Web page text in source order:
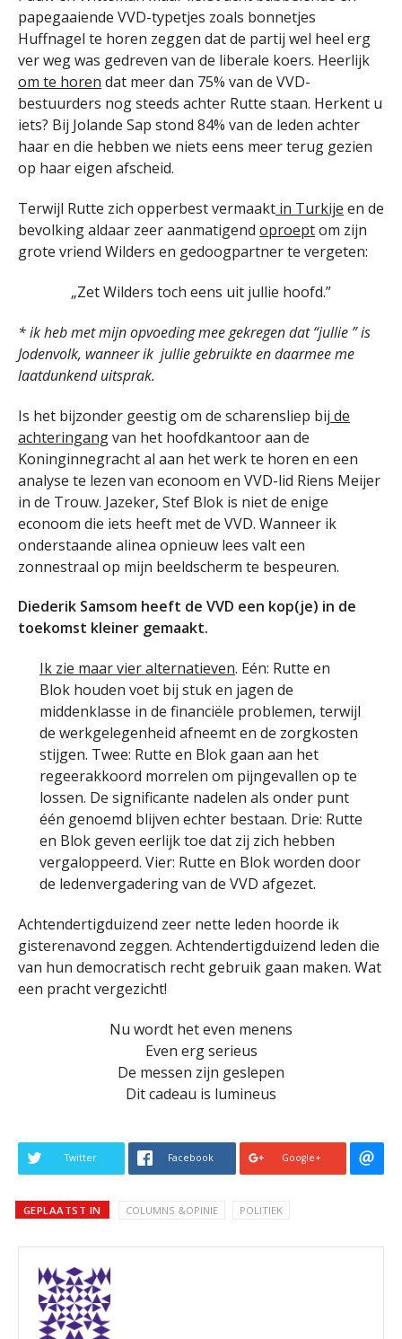
papegaaiende VVD-typetjes zoals bonnetjes
Huffnagel te horen zeggen dat de partij wel heel erg
ver weg was gedreven van de liberale koers. Heerlijk
om te horen dat meer dan 75% van de VVD-
bestuurders nog steeds achter Rutte staan. Herkent u
iets? Bij Jolande Sap stond 84% van de leden achter
haar en die hebben we niets eens meer terug gezien
op haar eigen afscheid.
Terwijl Rutte zich opperbest vermaakt in Turkije en de
bevolking aldaar zeer aanmatigend oproeptom zijn
grote vriend Wilders en gedoogpartner te vergeten:
„Zet Wilders toch eens uit jullie hoofd.”
* ik heb met mijn opvoeding mee gekregen dat “jullie ” is
Jodenvolk, wanneer ik jullie gebruikte en daarmee me
laatdunkend uitsprak.
Is het bijzonder geestig om de scharensliep bij de
achteringangvan het hoofdkantoor aan de
Koninginnegracht al aan het werk te horen en een
analyse te lezen van econoom en VVD-lid Riens Meijer
in de Trouw. Jazeker, Stef Blok is niet de enige
econoom die iets heeft met de VVD. Wanneer ik
onderstaande alinea opnieuw lees valt een
zonnestraal op mijn beeldscherm te bespeuren.
Diederik Samsom heeft de VVD een kop(je) in de
toekomst kleiner gemaakt.
Ik zie maar vier alternatieven. Eén: Rutte en
Blok houden voet bij stuk en jagen de
middenklasse in de financiële problemen, terwijl
de werkgelegenheid afneemt en de zorgkosten
stijgen. Twee: Rutte en Blok gaan aan het
regeerakkoord morrelen om pijngevallen op te
lossen. De significante nadelen als onder punt
één genoemd blijven echter bestaan. Drie: Rutte
en Blok geven eerlijk toe dat zij zich hebben
vergaloppeerd. Vier: Rutte en Blok worden door
de ledenvergadering van de VVD afgezet.
Achtendertigduizend zeer nette leden hoorde ik
gisterenavond zeggen. Achtendertigduizend leden die
van hun democratisch recht gebruik gaan maken. Wat
een pracht vergezicht!
Nu wordt het even menens
Even erg serieus
De messen zijn geslepen
Dit cadeau is lumineus
Twitter Facebook Google+
GEPLAATST IN COLUMNS &OPINIE POLITIEK